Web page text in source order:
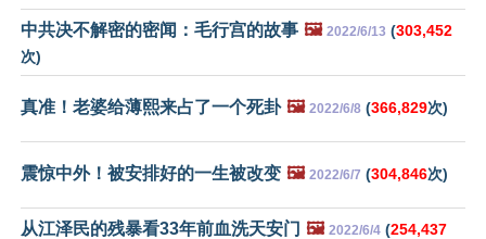
中共决不解密的密闻：毛行宫的故事 🖼️ 2022/6/13 (303,452
次)
真准！老婆给薄熙来占了一个死卦 🖼️ 2022/6/8 (366,829次)
震惊中外！被安排好的一生被改变 🖼️ 2022/6/7 (304,846次)
从江泽民的残暴看33年前血洗天安门 🖼️ 2022/6/4 (254,437